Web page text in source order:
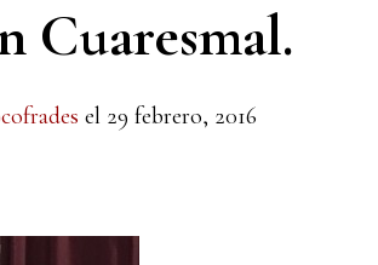
Cuaresmal.
el 29 febrero, 2016